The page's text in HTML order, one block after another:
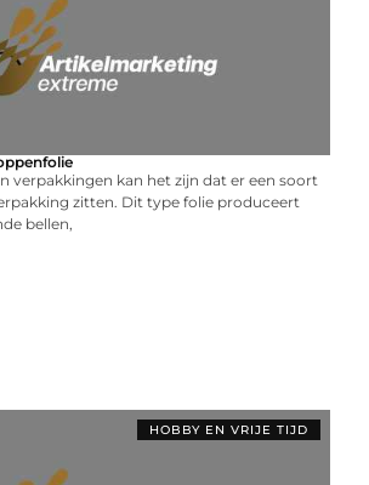
verpakkingen kan het zijn dat er een soort
zitten. Dit type folie produceert
bellen,
HOBBY EN VRIJE TIJD